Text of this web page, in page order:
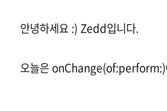
안녕하세요 :) Zedd입니다.
오늘은 onChange(of:perform:)